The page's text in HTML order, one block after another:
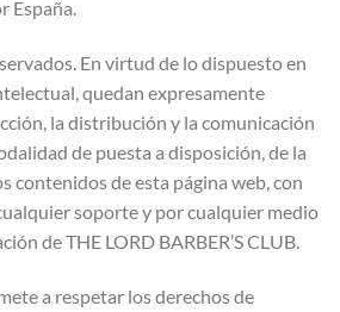
España.
En virtud de lo dispuesto en
quedan expresamente
la distribución y la comunicación
de puesta a disposición, de la
contenidos de esta página web, con
soporte y por cualquier medio
de THE LORD BARBER’S CLUB.
a respetar los derechos de